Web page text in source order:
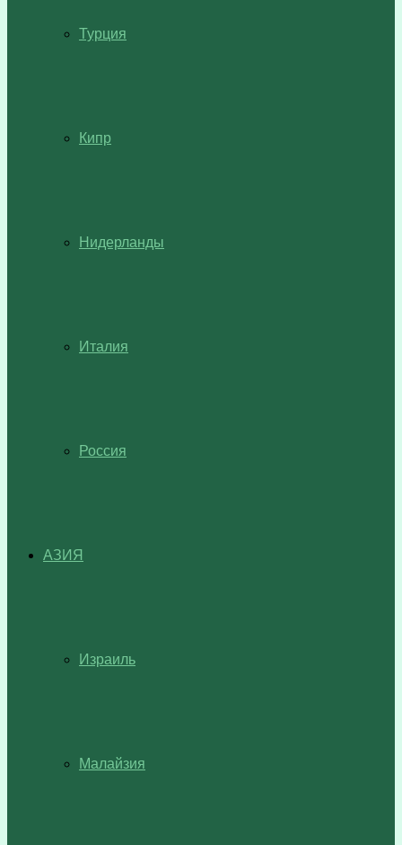
Турция
Кипр
Нидерланды
Италия
Россия
АЗИЯ
Израиль
Малайзия